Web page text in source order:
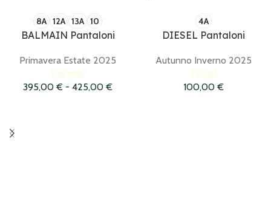
8A 12A 13A 10
BALMAIN Pantaloni
Primavera Estate 2025
Balmain
395,00 € - 425,00 €
4A
DIESEL Pantaloni
Autunno Inverno 2025
Diesel
100,00 €